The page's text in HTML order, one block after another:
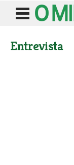
Entrevista